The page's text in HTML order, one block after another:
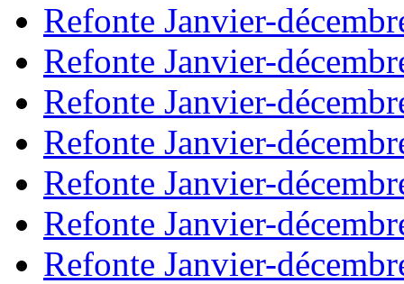
Refonte Janvier-
Refonte Janvier-
Refonte Janvier-
Refonte Janvier-
Refonte Janvier-
Refonte Janvier-
Refonte Janvier-